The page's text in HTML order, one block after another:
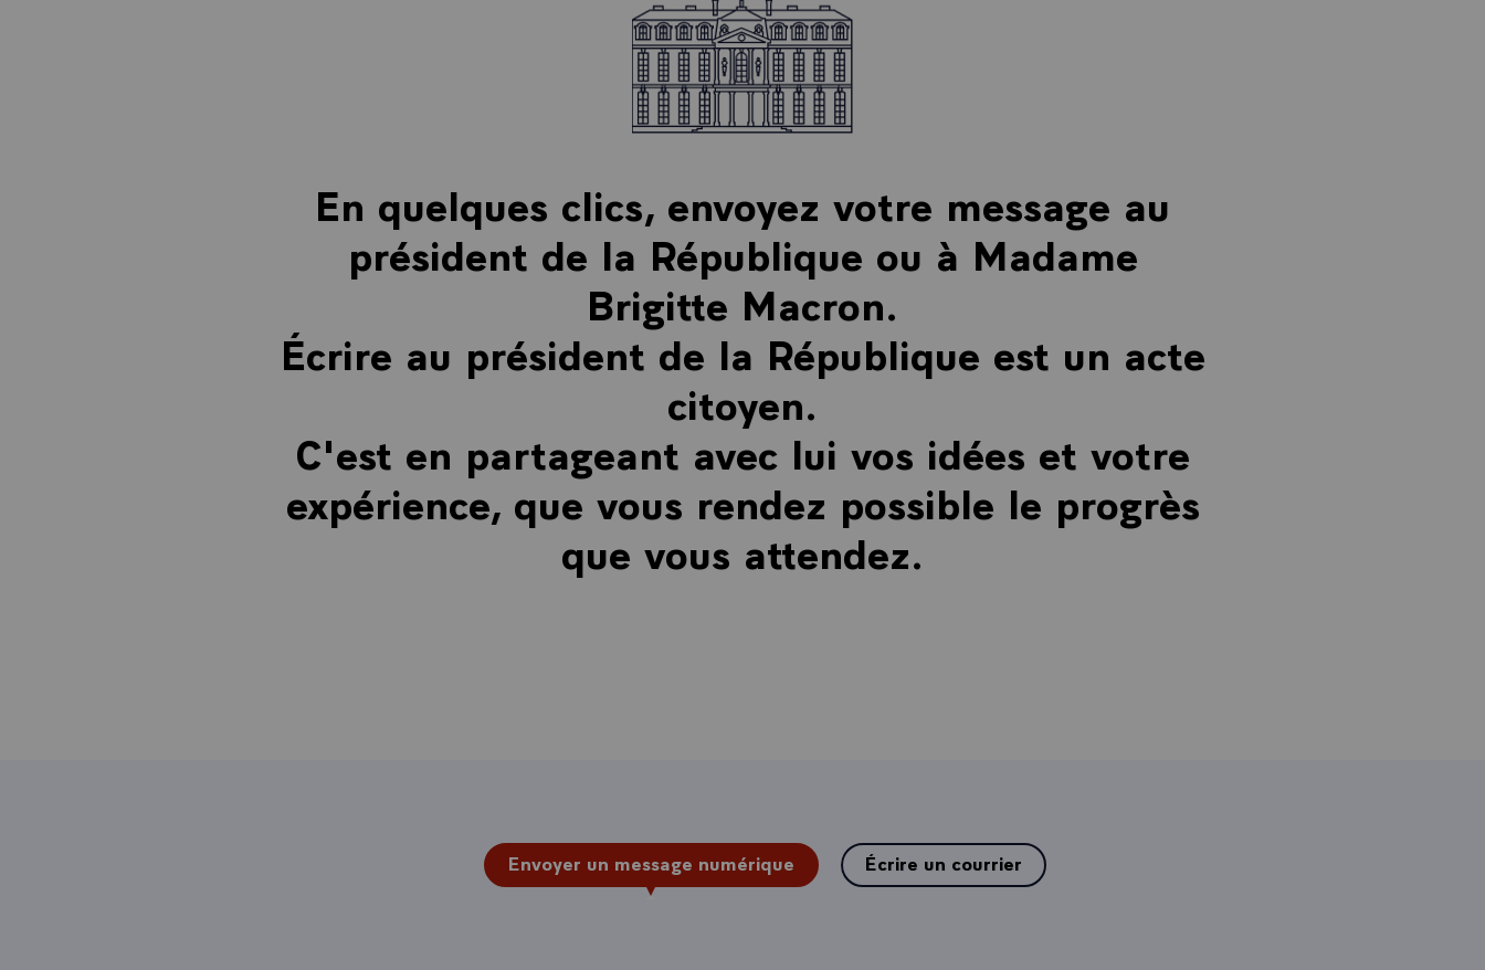
En quelques clics, envoyez votre message au
président de la République ou à Madame
Brigitte Macron.
Écrire au président de la République est un acte
citoyen.
C'est en partageant avec lui vos idées et votre
expérience, que vous rendez possible le progrès
que vous attendez.
Envoyer un message numérique Écrire un courrier